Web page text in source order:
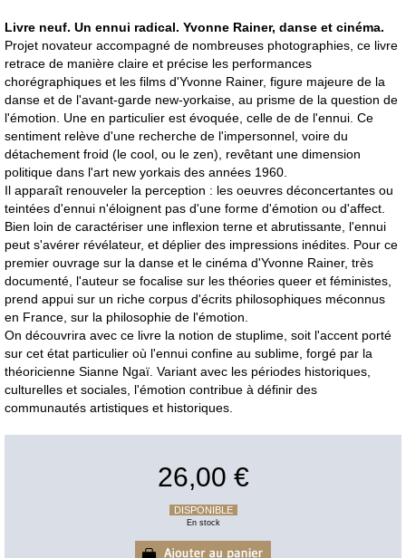
Livre neuf. Un ennui radical. Yvonne Rainer, danse et cinéma.
Projet novateur accompagné de nombreuses photographies, ce livre
retrace de manière claire et précise les performances
chorégraphiques et les films d'Yvonne Rainer, figure majeure de la
danse et de l'avant-garde new-yorkaise, au prisme de la question de
l'émotion. Une en particulier est évoquée, celle de de l'ennui. Ce
sentiment relève d'une recherche de l'impersonnel, voire du
détachement froid (le cool, ou le zen), revêtant une dimension
politique dans l'art new yorkais des années 1960.
Il apparaît renouveler la perception : les oeuvres déconcertantes ou
teintées d'ennui n'éloignent pas d'une forme d'émotion ou d'affect.
Bien loin de caractériser une inflexion terne et abrutissante, l'ennui
peut s'avérer révélateur, et déplier des impressions inédites. Pour ce
premier ouvrage sur la danse et le cinéma d'Yvonne Rainer, très
documenté, l'auteur se focalise sur les théories queer et féministes,
prend appui sur un riche corpus d'écrits philosophiques méconnus
en France, sur la philosophie de l'émotion.
On découvrira avec ce livre la notion de stuplime, soit l'accent porté
sur cet état particulier où l'ennui confine au sublime, forgé par la
théoricienne Sianne Ngaï. Variant avec les périodes historiques,
culturelles et sociales, l'émotion contribue à définir des
communautés artistiques et historiques.
26,00 €
DISPONIBLE
En stock